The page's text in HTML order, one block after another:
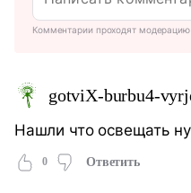
Комментарии проходят модерацию
gotviX-burbu4-
Нашли что освещать
0 Ответить